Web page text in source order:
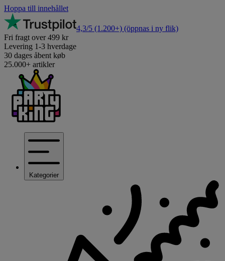
Hoppa till innehållet
4,3/5 (1.200+) (öppnas i ny flik)
Fri fragt over 499 kr
Levering 1-3 hverdage
30 dages åbent køb
25.000+ artikler
Kategorier